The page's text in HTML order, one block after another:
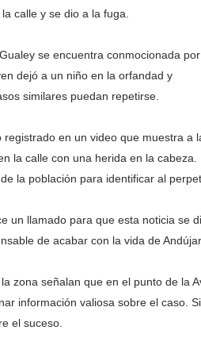
calle y se dio a la fuga.
se encuentra conmocionada por
dejó a un niño en la orfandad y
similares puedan repetirse.
registrado en un video que muestra a
la calle con una herida en la
la población para identificar al
un llamado para que esta noticia se
de acabar con la vida de
zona señalan que en el punto de la
información valiosa sobre el caso.
el suceso.